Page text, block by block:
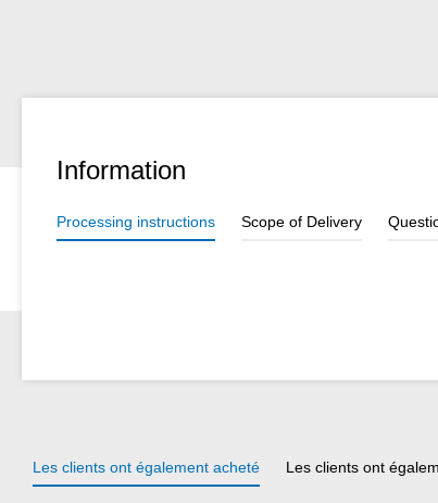
Information
Processing instructions Scope of Delivery
Les clients ont également acheté Les clients ont